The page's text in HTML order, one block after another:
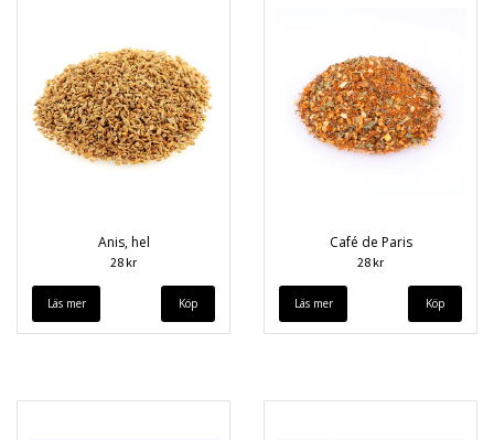
Anis, hel
28 kr
Läs mer
Café de Paris
28 kr
Läs mer